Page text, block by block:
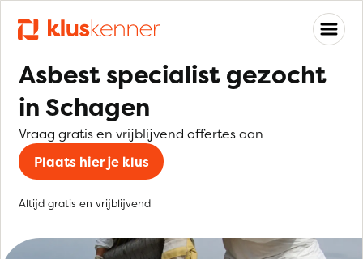
Asbest specialist gezocht
in Schagen
Vraag gratis en vrijblijvend offertes aan
Plaats hier je klus
Altijd gratis en vrijblijvend